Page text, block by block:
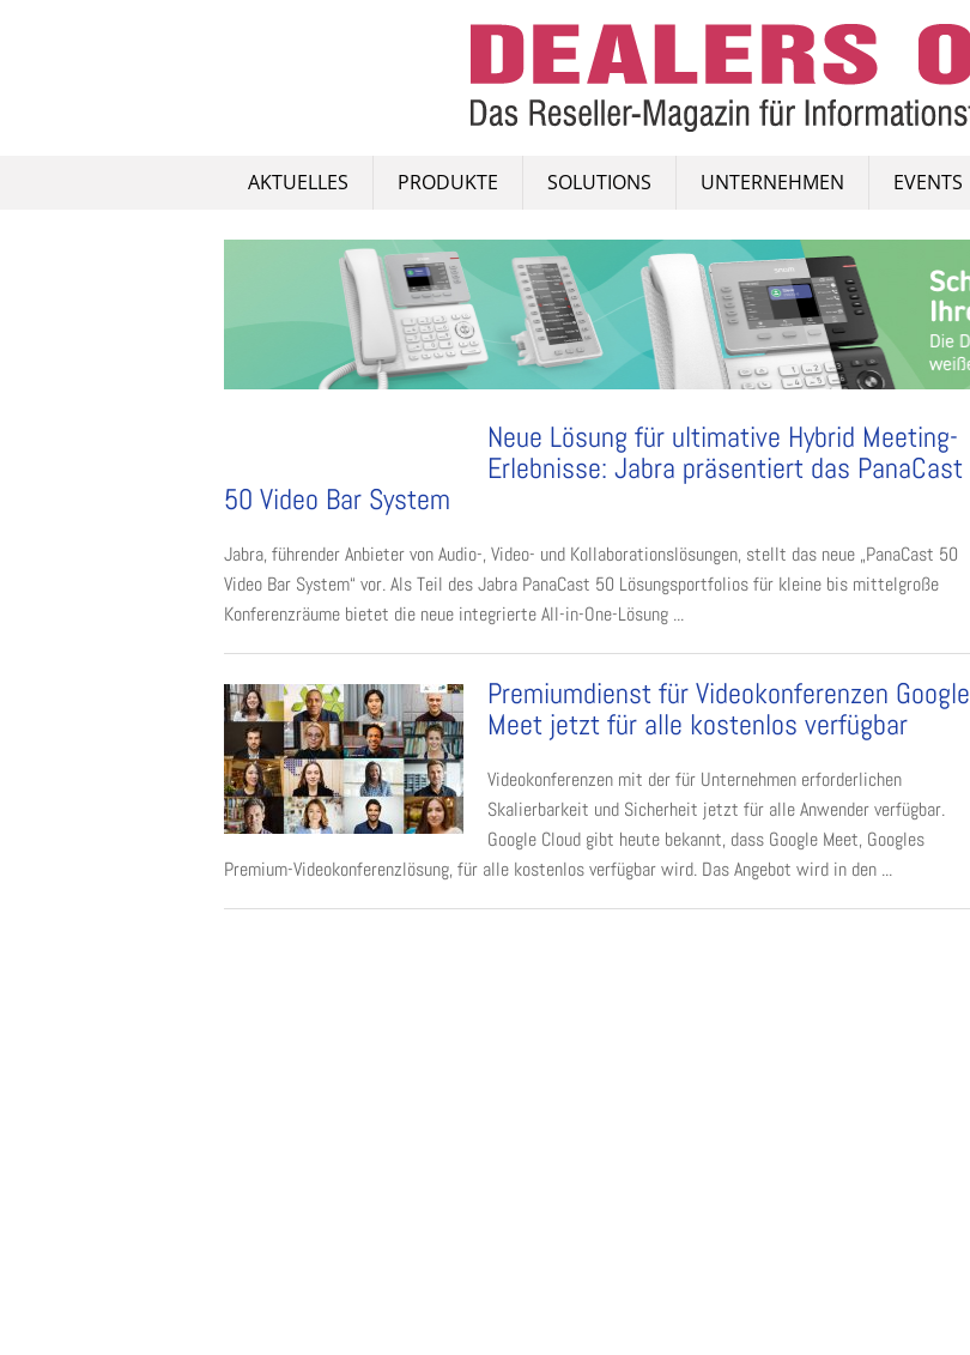
AKTUELLES PRODUKTE SOLUTIONS UNTERNEHMEN EVENTS
Neue Lösung für ultimative Hybrid Meeting-
Erlebnisse: Jabra präsentiert das PanaCast
50 Video Bar System
Jabra, führender Anbieter von Audio-, Video- und Kollaborationslösungen, stellt das neue „PanaCast 50
Video Bar System“ vor. Als Teil des Jabra PanaCast 50 Lösungsportfolios für kleine bis mittelgroße
Konferenzräume bietet die neue integrierte All-in-One-Lösung ...
Premiumdienst für Videokonferenzen Google
Meet jetzt für alle kostenlos verfügbar
Videokonferenzen mit der für Unternehmen erforderlichen
Skalierbarkeit und Sicherheit jetzt für alle Anwender verfügbar.
Google Cloud gibt heute bekannt, dass Google Meet, Googles
Premium-Videokonferenzlösung, für alle kostenlos verfügbar wird. Das Angebot wird in den ...